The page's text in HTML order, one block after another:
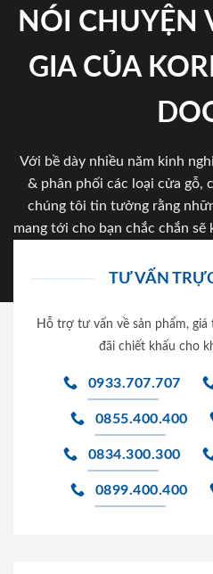
NÓI CHUYỆN
GIA CỦA
Với bề dày nhiều năm kinh
& phân phối các loại cửa gỗ,
chúng tôi tin tưởng rằng
mang tới cho bạn chắc chắn
TƯ VẤN
Hỗ trợ tư vấn về sản phẩm,
đãi chiết khấu cho
0933.707.707
0855.400.400
0834.300.300
0899.400.400